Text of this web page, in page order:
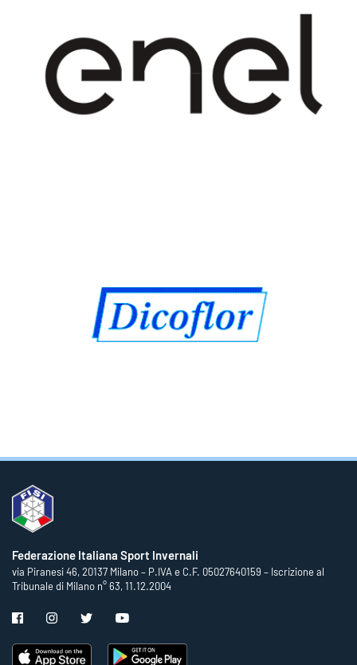
Federazione Italiana Sport Invernali
via Piranesi 46, 20137 Milano – P.IVA e C.F. 05027640159 – Iscrizione al
Tribunale di Milano n° 63, 11.12.2004